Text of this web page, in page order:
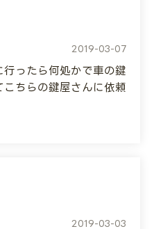
job, so I'm very
so I searched for
in an
place. I called and
into the keyhole,
very cheap!
2019-03-07
ったら何処かで車の鍵
ちらの鍵屋さんに依頼
ところまでかなりスム
す。
to Fukuoka2019-03-03